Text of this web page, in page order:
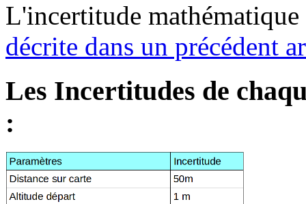
L'incertitude
décrite dans un précédent
Les Incertitudes de
: